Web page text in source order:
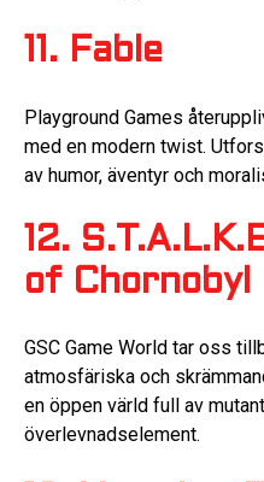
11. Fable
Playground Games
med en modern twist.
av humor, äventyr och
12.
of Chornobyl
GSC Game World tar oss
atmosfäriska och
en öppen värld full av
överlevnadselement.